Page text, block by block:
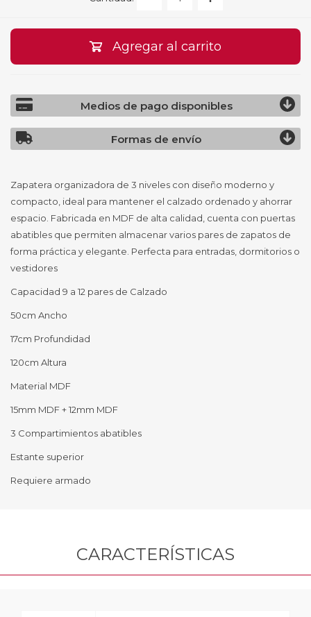
Agregar al carrito
Medios de pago disponibles
Formas de envío
Zapatera organizadora de 3 niveles con diseño moderno y
compacto, ideal para mantener el calzado ordenado y ahorrar
espacio. Fabricada en MDF de alta calidad, cuenta con puertas
abatibles que permiten almacenar varios pares de zapatos de
forma práctica y elegante. Perfecta para entradas, dormitorios o
vestidores
Capacidad 9 a 12 pares de Calzado
50cm Ancho
17cm Profundidad
120cm Altura
Material MDF
15mm MDF + 12mm MDF
3 Compartimientos abatibles
Estante superior
Requiere armado
CARACTERÍSTICAS